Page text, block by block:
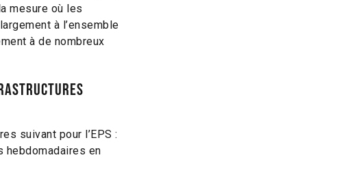
mesure où les
à l’ensemble
à de nombreux
suivant pour l’EPS :
hebdomadaires en